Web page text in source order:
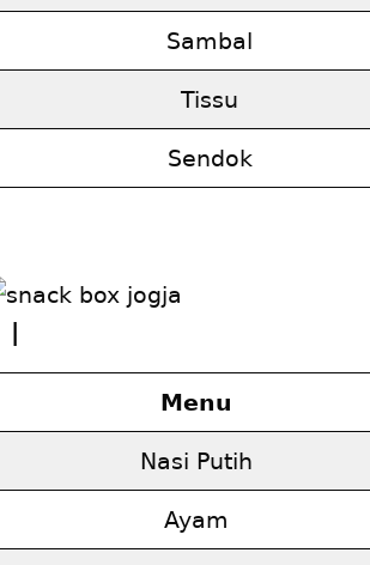
Sambal
Tissu
Sendok
|
Menu
Nasi Putih
Ayam